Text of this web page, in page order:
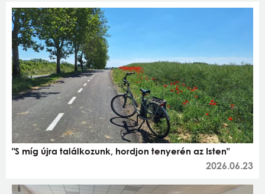
"S míg újra találkozunk, hordjon tenyerén az Isten"
2026.06.23